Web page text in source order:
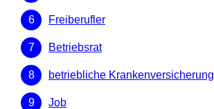
Freiberufler
Betriebsrat
betriebliche Krankenversicherung
Job